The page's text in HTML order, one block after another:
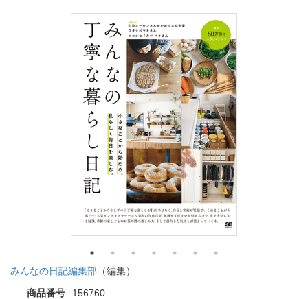
みんなの日記編集部 （編集）
商品番号
156760